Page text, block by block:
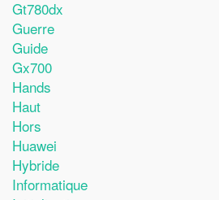
Gt780dx
Guerre
Guide
Gx700
Hands
Haut
Hors
Huawei
Hybride
Informatique